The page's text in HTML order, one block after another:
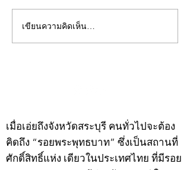
คอลัมน์"จับชีพจรวงการ
พระ"ประจำพุธที่ 29
เขียนความคิดเห็น…
เมื่อเอ่ยถึงจังหวัดสระบุรี คนทั่วไปจะต้อง
คิดถึง “รอยพระพุทธบาท” ซึ่งเป็นสถานที่
ศักดิ์สิทธิ์แห่ง เดียวในประเทศไทย ที่มีรอย